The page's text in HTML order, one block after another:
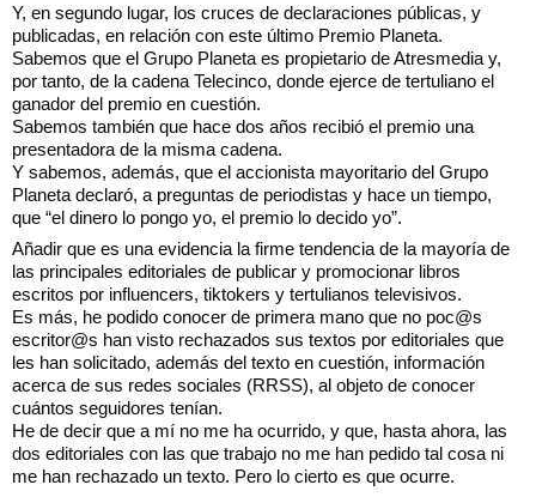
Y, en segundo lugar, los cruces de declaraciones públicas, y
publicadas, en relación con este último Premio Planeta.
Sabemos que el Grupo Planeta es propietario de Atresmedia y,
por tanto, de la cadena Telecinco, donde ejerce de tertuliano el
ganador del premio en cuestión.
Sabemos también que hace dos años recibió el premio una
presentadora de la misma cadena.
Y sabemos, además, que el accionista mayoritario del Grupo
Planeta declaró, a preguntas de periodistas y hace un tiempo,
que “el dinero lo pongo yo, el premio lo decido yo”.
Añadir que es una evidencia la firme tendencia de la mayoría de
las principales editoriales de publicar y promocionar libros
escritos por influencers, tiktokers y tertulianos televisivos.
Es más, he podido conocer de primera mano que no poc@s
escritor@s han visto rechazados sus textos por editoriales que
les han solicitado, además del texto en cuestión, información
acerca de sus redes sociales (RRSS), al objeto de conocer
cuántos seguidores tenían.
He de decir que a mí no me ha ocurrido, y que, hasta ahora, las
dos editoriales con las que trabajo no me han pedido tal cosa ni
me han rechazado un texto. Pero lo cierto es que ocurre.